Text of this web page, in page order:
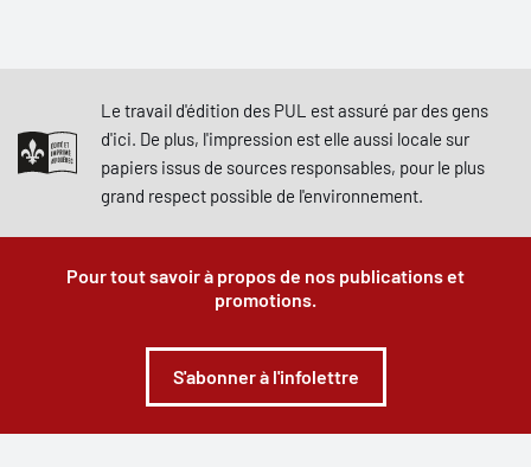
Le travail d'édition des PUL est assuré par des gens
d'ici. De plus, l'impression est elle aussi locale sur
papiers issus de sources responsables, pour le plus
grand respect possible de l'environnement.
Pour tout savoir à propos de nos publications et
promotions.
S'abonner à l'infolettre